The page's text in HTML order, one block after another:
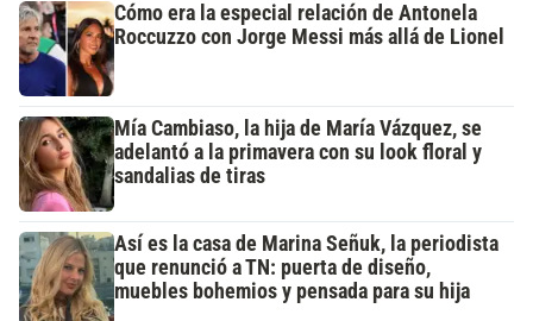
Cómo era la especial relación de Antonela
Roccuzzo con Jorge Messi más allá de Lionel
Mía Cambiaso, la hija de María Vázquez, se
adelantó a la primavera con su look floral y
sandalias de tiras
Así es la casa de Marina Señuk, la periodista
que renunció a TN: puerta de diseño,
muebles bohemios y pensada para su hija